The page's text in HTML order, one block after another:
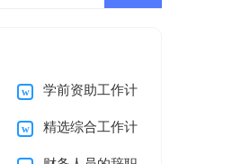
学前资助工作计
划5篇精选综合工作计